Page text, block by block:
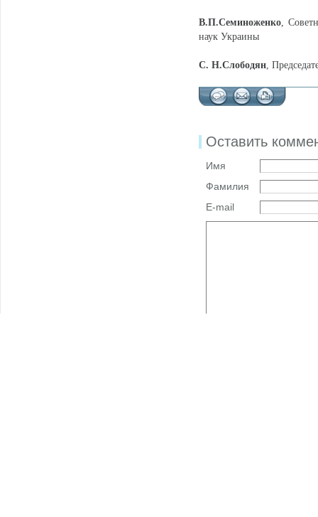
В.П.Семиноженко,
наук Украины
С. Н.Слободян,
Оставить
Имя
Фамилия
E-mail